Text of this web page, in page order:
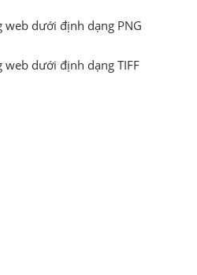
web dưới định dạng PNG
dưới định dạng TIFF